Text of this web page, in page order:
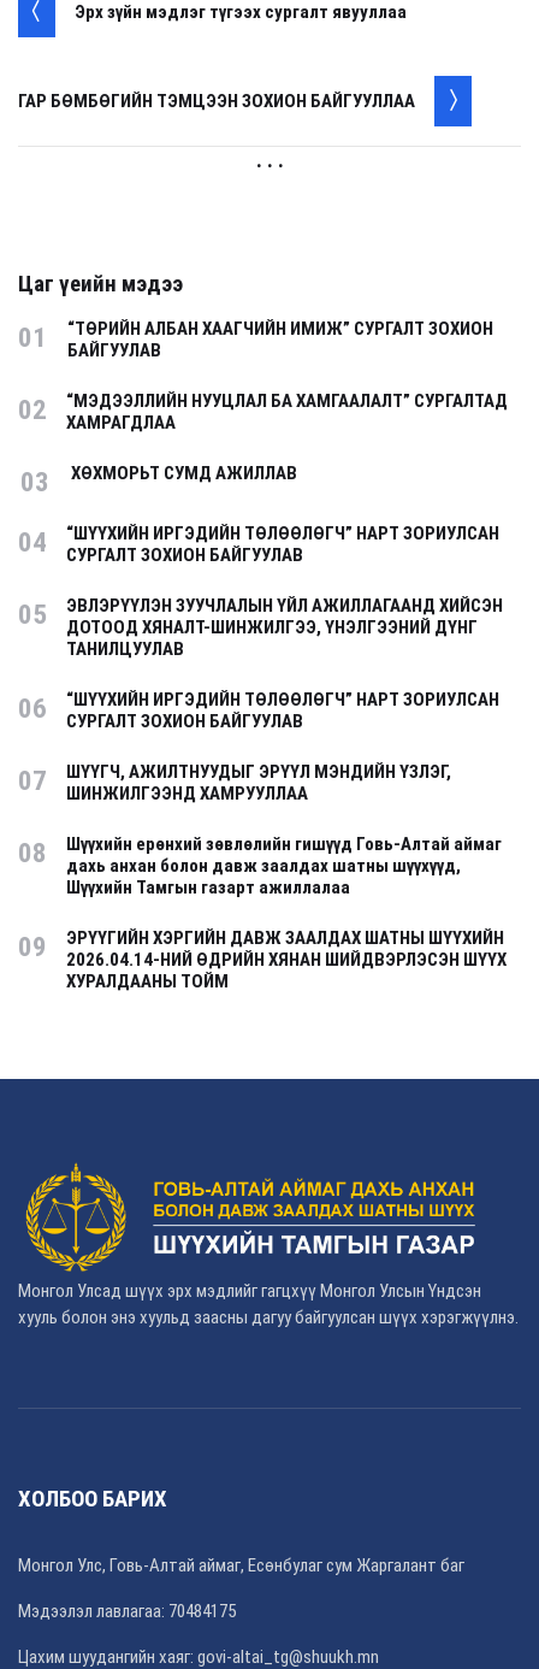
Эрх зүйн мэдлэг түгээх сургалт явууллаа
ГАР БӨМБӨГИЙН ТЭМЦЭЭН ЗОХИОН БАЙГУУЛЛАА
. . .
Цаг үеийн мэдээ
01
“ТӨРИЙН АЛБАН ХААГЧИЙН ИМИЖ” СУРГАЛТ ЗОХИОН
БАЙГУУЛАВ
02
“МЭДЭЭЛЛИЙН НУУЦЛАЛ БА ХАМГААЛАЛТ” СУРГАЛТАД
ХАМРАГДЛАА
03 ХӨХМОРЬТ СУМД АЖИЛЛАВ
04
“ШҮҮХИЙН ИРГЭДИЙН ТӨЛӨӨЛӨГЧ” НАРТ ЗОРИУЛСАН
СУРГАЛТ ЗОХИОН БАЙГУУЛАВ
05
ЭВЛЭРҮҮЛЭН ЗУУЧЛАЛЫН ҮЙЛ АЖИЛЛАГААНД ХИЙСЭН
ДОТООД ХЯНАЛТ-ШИНЖИЛГЭЭ, ҮНЭЛГЭЭНИЙ ДҮНГ
ТАНИЛЦУУЛАВ
06
“ШҮҮХИЙН ИРГЭДИЙН ТӨЛӨӨЛӨГЧ” НАРТ ЗОРИУЛСАН
СУРГАЛТ ЗОХИОН БАЙГУУЛАВ
07
ШҮҮГЧ, АЖИЛТНУУДЫГ ЭРҮҮЛ МЭНДИЙН ҮЗЛЭГ,
ШИНЖИЛГЭЭНД ХАМРУУЛЛАА
08
Шүүхийн ерөнхий зөвлөлийн гишүүд Говь-Алтай аймаг
дахь анхан болон давж заалдах шатны шүүхүүд,
Шүүхийн Тамгын газарт ажиллалаа
09
ЭРҮҮГИЙН ХЭРГИЙН ДАВЖ ЗААЛДАХ ШАТНЫ ШҮҮХИЙН
2026.04.14-НИЙ ӨДРИЙН ХЯНАН ШИЙДВЭРЛЭСЭН ШҮҮХ
ХУРАЛДААНЫ ТОЙМ
Монгол Улсад шүүх эрх мэдлийг гагцхүү Монгол Улсын Үндсэн
хууль болон энэ хуульд заасны дагуу байгуулсан шүүх хэрэгжүүлнэ.
ХОЛБОО БАРИХ
Монгол Улс, Говь-Алтай аймаг, Есөнбулаг сум Жаргалант баг
Мэдээлэл лавлагаа: 70484175
Цахим шуудангийн хаяг: govi-altai_tg@shuukh.mn